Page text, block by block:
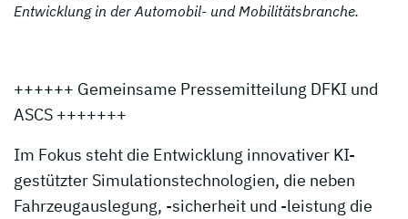
Entwicklung in der Automobil- und Mobilitätsbranche.
++++++ Gemeinsame Pressemitteilung DFKI und
ASCS +++++++
Im Fokus steht die Entwicklung innovativer KI-
gestützter Simulationstechnologien, die neben
Fahrzeugauslegung, -sicherheit und -leistung die